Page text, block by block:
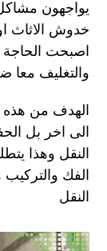
يواجهون
خدوش الاثاث
اصبحت
والتغليف معا
الهدف من
الى اخر بل
النقل وهذا
الفك
النقل